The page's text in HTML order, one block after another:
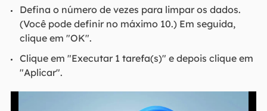
Defina o número de vezes para limpar os dados.
(Você pode definir no máximo 10.) Em seguida,
clique em "OK".
Clique em "Executar 1 tarefa(s)" e depois clique em
"Aplicar".